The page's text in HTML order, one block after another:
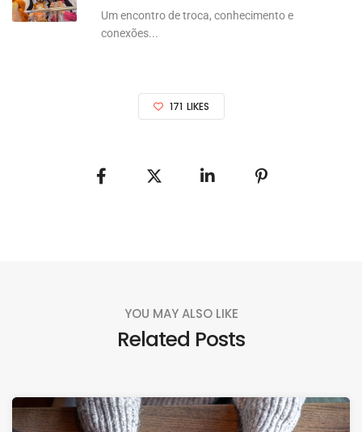
Um encontro de troca, conhecimento e
conexões...
171 LIKES
YOU MAY ALSO LIKE
Related Posts